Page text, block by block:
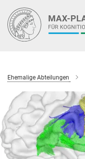
Hauptinhalt
Ehemalige Abteilungen